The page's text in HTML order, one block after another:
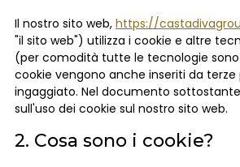
Il nostro sito web, https://
"il sito web") utilizza i cookie e altre
(per comodità tutte le tecnologie
cookie vengono anche inseriti da
ingaggiato. Nel documento
sull'uso dei cookie sul nostro sito web.
2. Cosa sono i cookie?